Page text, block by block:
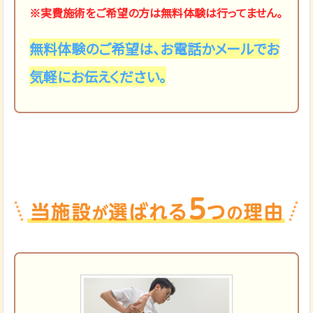
※実費施術をご希望の方は無料体験は行ってません。
無料体験のご希望は、お電話かメールでお
気軽にお伝えください。